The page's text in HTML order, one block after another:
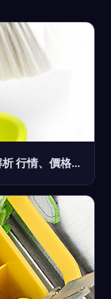
京東好媳婦（Okaywife）廚房清潔用品全解析 行情、價格與真實評價指南